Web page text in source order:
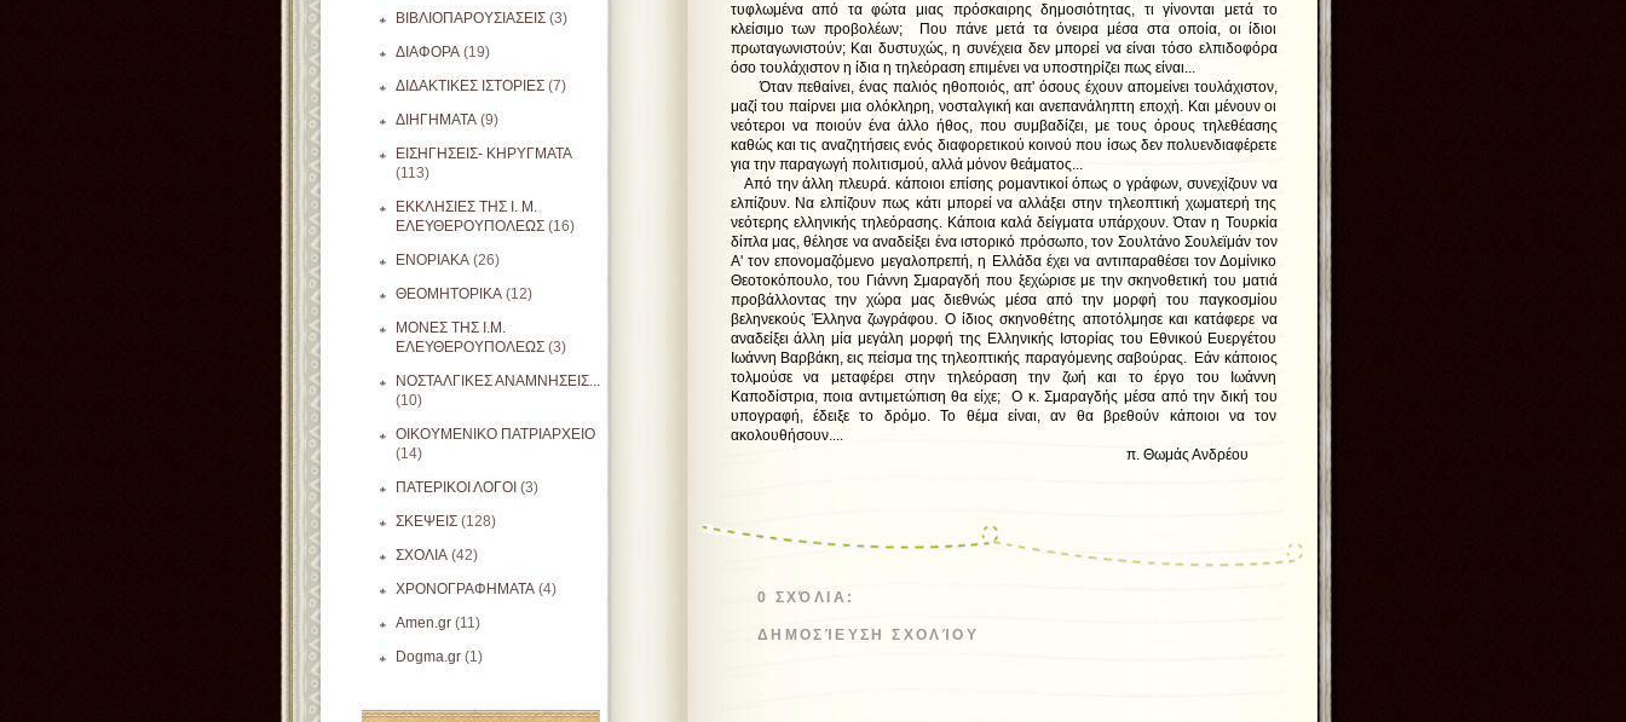
ΒΙΒΛΙΟΠΑΡΟΥΣΙΑΣΕΙΣ (3)
ΔΙΑΦΟΡΑ (19)
ΔΙΔΑΚΤΙΚΕΣ ΙΣΤΟΡΙΕΣ (7)
ΔΙΗΓΗΜΑΤΑ (9)
ΕΙΣΗΓΗΣΕΙΣ- ΚΗΡΥΓΜΑΤΑ
(113)
ΕΚΚΛΗΣΙΕΣ ΤΗΣ Ι. Μ.
ΕΛΕΥΘΕΡΟΥΠΟΛΕΩΣ (16)
ΕΝΟΡΙΑΚΑ (26)
ΘΕΟΜΗΤΟΡΙΚΑ (12)
ΜΟΝΕΣ ΤΗΣ Ι.Μ.
ΕΛΕΥΘΕΡΟΥΠΟΛΕΩΣ (3)
ΝΟΣΤΑΛΓΙΚΕΣ ΑΝΑΜΝΗΣΕΙΣ...
(10)
ΟΙΚΟΥΜΕΝΙΚΟ ΠΑΤΡΙΑΡΧΕΙΟ
(14)
ΠΑΤΕΡΙΚΟΙ ΛΟΓΟΙ (3)
ΣΚΕΨΕΙΣ (128)
ΣΧΟΛΙΑ (42)
ΧΡΟΝΟΓΡΑΦΗΜΑΤΑ (4)
Amen.gr (11)
Dogma.gr (1)
τυφλωμένα από τα φώτα μιας πρόσκαιρης δημοσιότητας, τι γίνονται μετά το
κλείσιμο των προβολέων; Που πάνε μετά τα όνειρα μέσα στα οποία, οι ίδιοι
πρωταγωνιστούν; Και δυστυχώς, η συνέχεια δεν μπορεί να είναι τόσο ελπιδοφόρα
όσο τουλάχιστον η ίδια η τηλεόραση επιμένει να υποστηρίζει πως είναι...
Όταν πεθαίνει, ένας παλιός ηθοποιός, απ' όσους έχουν απομείνει τουλάχιστον,
μαζί του παίρνει μια ολόκληρη, νοσταλγική και ανεπανάληπτη εποχή. Και μένουν οι
νεότεροι να ποιούν ένα άλλο ήθος, που συμβαδίζει, με τους όρους τηλεθέασης
καθώς και τις αναζητήσεις ενός διαφορετικού κοινού που ίσως δεν πολυενδιαφέρετε
για την παραγωγή πολιτισμού, αλλά μόνον θεάματος...
Από την άλλη πλευρά. κάποιοι επίσης ρομαντικοί όπως ο γράφων, συνεχίζουν να
ελπίζουν. Να ελπίζουν πως κάτι μπορεί να αλλάξει στην τηλεοπτική χωματερή της
νεότερης ελληνικής τηλεόρασης. Κάποια καλά δείγματα υπάρχουν. Όταν η Τουρκία
δίπλα μας, θέλησε να αναδείξει ένα ιστορικό πρόσωπο, τον Σουλτάνο Σουλεϊμάν τον
Α' τον επονομαζόμενο μεγαλοπρεπή, η Ελλάδα έχει να αντιπαραθέσει τον Δομίνικο
Θεοτοκόπουλο, του Γιάννη Σμαραγδή που ξεχώρισε με την σκηνοθετική του ματιά
προβάλλοντας την χώρα μας διεθνώς μέσα από την μορφή του παγκοσμίου
βεληνεκούς Έλληνα ζωγράφου. Ο ίδιος σκηνοθέτης αποτόλμησε και κατάφερε να
αναδείξει άλλη μία μεγάλη μορφή της Ελληνικής Ιστορίας του Εθνικού Ευεργέτου
Ιωάννη Βαρβάκη, εις πείσμα της τηλεοπτικής παραγόμενης σαβούρας. Εάν κάποιος
τολμούσε να μεταφέρει στην τηλεόραση την ζωή και το έργο του Ιωάννη
Καποδίστρια, ποια αντιμετώπιση θα είχε; Ο κ. Σμαραγδής μέσα από την δική του
υπογραφή, έδειξε το δρόμο. Το θέμα είναι, αν θα βρεθούν κάποιοι να τον
ακολουθήσουν....
π. Θωμάς Ανδρέου
0 ΣΧΌΛΙΑ:
ΔΗΜΟΣΊΕΥΣΗ ΣΧΟΛΊΟΥ